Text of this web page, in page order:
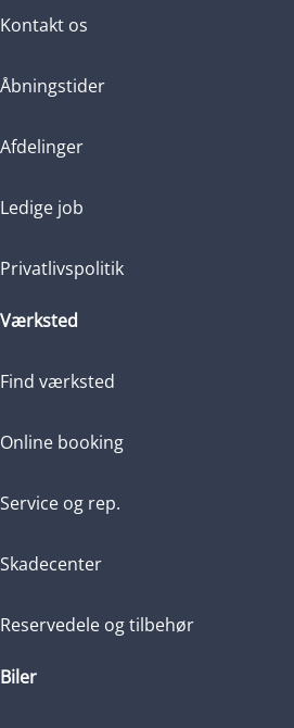
Kontakt os
Åbningstider
Afdelinger
Ledige job
Privatlivspolitik
Værksted
Find værksted
Online booking
Service og rep.
Skadecenter
Reservedele og tilbehør
Biler